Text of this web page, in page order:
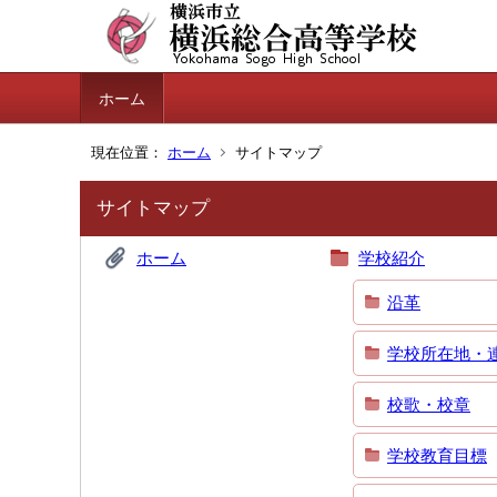
ホーム
現在位置： ホーム サイトマップ
サイトマップ
ホーム 学校紹介
沿革
学校所在地・
校歌・校章
学校教育目標